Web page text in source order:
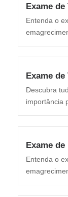
Exame
Entenda o
Exame de
Descubra
importância
Exame
Entenda o